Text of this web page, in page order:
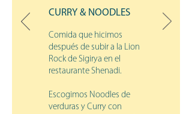
CURRY & NOODLES
Comida que hicimos
después de subir a la Lion
Rock de Sigirya en el
restaurante Shenadi.
Escogimos Noodles de
verduras y Curry con